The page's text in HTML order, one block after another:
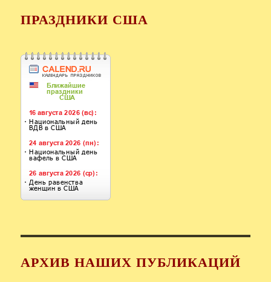
ПРАЗДНИКИ США
АРХИВ НАШИХ ПУБЛИКАЦИЙ